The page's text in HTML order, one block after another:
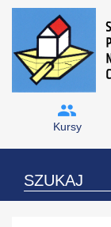
Kursy